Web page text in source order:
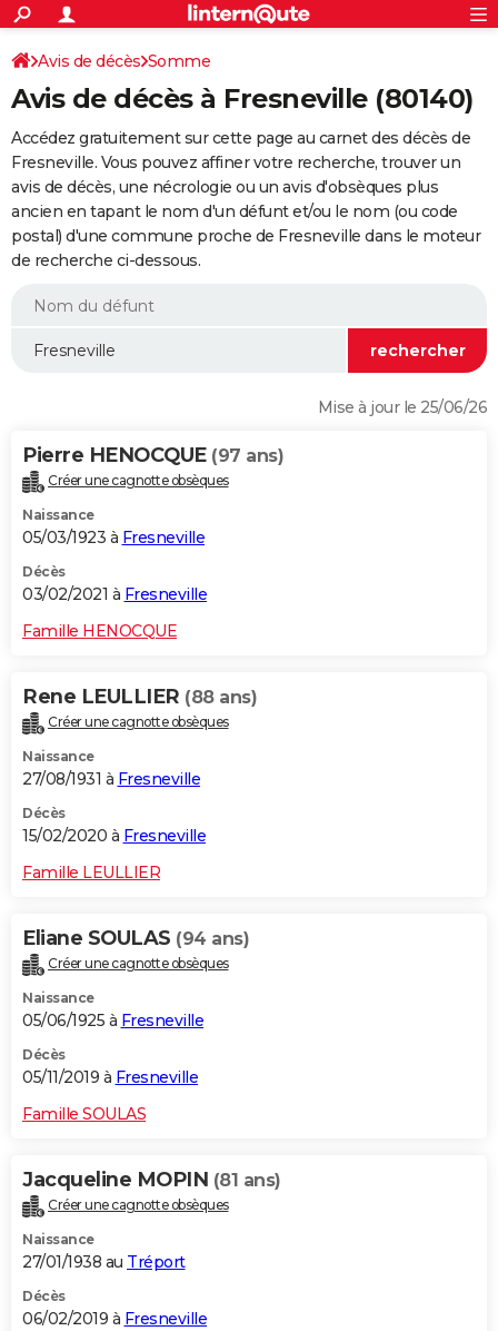
ACTUALITÉS
Politique
Société
Faits Divers
Education
Monde
Villes
+
SPORT
Coupe du monde 2026
Football
Tennis
Cyclisme
Rugby
Forum
Programme TV
TNT
Streaming
Cinéma
Sorties cinéma
Musique
+
FINANCE
Retraite
Impôts
Epargne
Immobilier
Risques naturels par ville
Banque
Assurance
Crédit
AUTO
Essais
Réserver un essai
Citadines
Berlines
SUV
Forum auto
+
HIGH-TECH
BRICOLAGE
WEEK-END
Alimentation
Guide de la santé
Maladies
Médicaments
Sommeil
VOYAGE
Destinations
City break
Voyage nature
Voyage de noces
Forum
Climat
+PHOTO
GUIDES D'ACHAT
Carte de Noël
Carte Bonne année
Carte Saint-Valentin
Carte Pâques
Carte d'anniversaire
DICTIONNAIRE
Dictionnaire
Biographies
Citations
Expressions
Proverbes
PROGRAMME TV
S'inscrire
Se connecter
Lycées
Collèges
Primaires
Universités
Entreprises
Service militaire
Avis de recherche
AVIS DE DÉCÈS
FORUM
Bricolage
Lifestyle
Culture
Sport
Auto
Television
Voyage
Cinema
Avis de décès Somme
Avis de décès à Fresneville (80140)
Accédez gratuitement sur cette page au carnet des décès de
Fresneville. Vous pouvez affiner votre recherche, trouver un
avis de décès, une nécrologie ou un avis d'obsèques plus
ancien en tapant le nom d'un défunt et/ou le nom (ou code
postal) d'une commune proche de Fresneville dans le moteur
de recherche ci-dessous.
Mise à jour le 25/06/26
Pierre HENOCQUE (97 ans)
Créer une cagnotte obsèques
Naissance
05/03/1923 à Fresneville
Décès
03/02/2021 à Fresneville
Famille HENOCQUE
Rene LEULLIER (88 ans)
Créer une cagnotte obsèques
Naissance
27/08/1931 à Fresneville
Décès
15/02/2020 à Fresneville
Famille LEULLIER
Eliane SOULAS (94 ans)
Créer une cagnotte obsèques
Naissance
05/06/1925 à Fresneville
Décès
05/11/2019 à Fresneville
Famille SOULAS
Jacqueline MOPIN (81 ans)
Créer une cagnotte obsèques
Naissance
27/01/1938 au Tréport
Décès
06/02/2019 à Fresneville